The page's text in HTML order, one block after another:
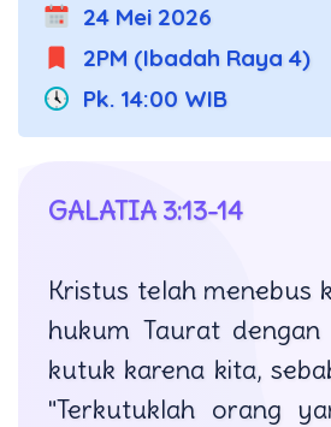
24 Mei 2026
2PM (Ibadah Raya 4)
Pk. 14:00 WIB
GALATIA 3:13-14
Kristus telah menebus
hukum Taurat dengan
kutuk karena kita,
"Terkutuklah orang